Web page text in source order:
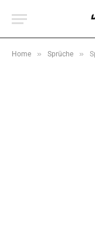
Home » Sprüche »